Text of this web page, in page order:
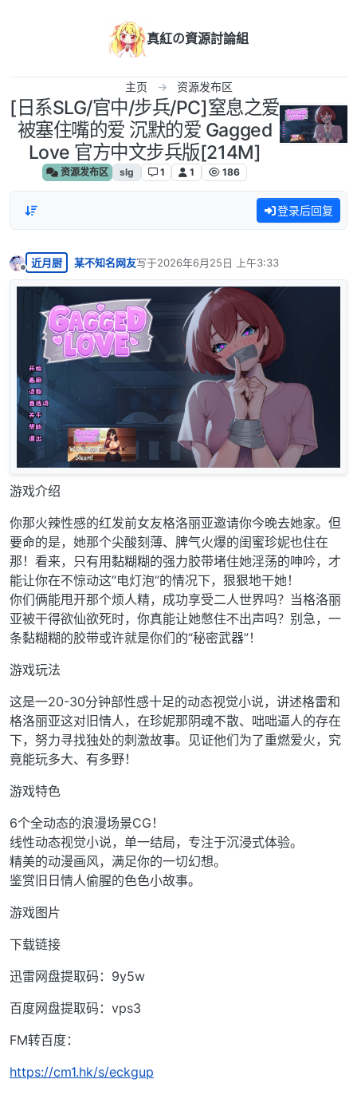
真紅の資源討論組
主页 资源发布区
[日系SLG/官中/步兵/PC]窒息之爱
被塞住嘴的爱 沉默的爱 Gagged
Love 官方中文步兵版[214M]
资源发布区 slg 1 1 186
登录后回复
离线
近月厨 某不知名网友写于2026年6月25日 上午3:33
最后由 编辑
游戏介绍
你那火辣性感的红发前女友格洛丽亚邀请你今晚去她家。但
要命的是，她那个尖酸刻薄、脾气火爆的闺蜜珍妮也住在
那！看来，只有用黏糊糊的强力胶带堵住她淫荡的呻吟，才
能让你在不惊动这“电灯泡”的情况下，狠狠地干她！
你们俩能甩开那个烦人精，成功享受二人世界吗？当格洛丽
亚被干得欲仙欲死时，你真能让她憋住不出声吗？别急，一
条黏糊糊的胶带或许就是你们的“秘密武器”！
游戏玩法
这是一20-30分钟部性感十足的动态视觉小说，讲述格雷和
格洛丽亚这对旧情人，在珍妮那阴魂不散、咄咄逼人的存在
下，努力寻找独处的刺激故事。见证他们为了重燃爱火，究
竟能玩多大、有多野！
游戏特色
6个全动态的浪漫场景CG！
线性动态视觉小说，单一结局，专注于沉浸式体验。
精美的动漫画风，满足你的一切幻想。
鉴赏旧日情人偷腥的色色小故事。
游戏图片
下载链接
迅雷网盘提取码：9y5w
百度网盘提取码：vps3
FM转百度：
https://cm1.hk/s/eckgup